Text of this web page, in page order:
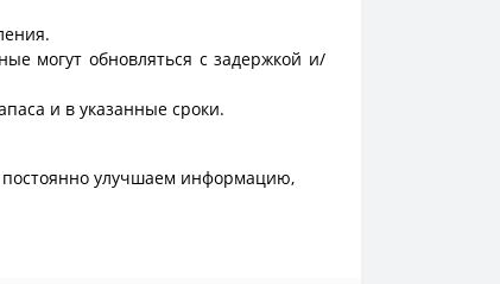
могут обновляться с задержкой и/
и в указанные сроки.
постоянно улучшаем информацию,